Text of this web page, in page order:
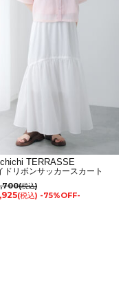
TERRASSE
ドリボンサッカースカート
(税込)
(税込) -75%OFF-